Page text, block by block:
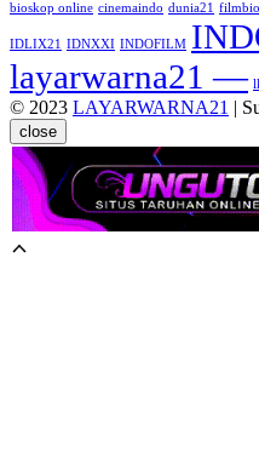
bioskop online cinemaindo dunia21
IDLIX21 IDNXXI INDOFILM
layarwarna21 —
© 2023 LAYARWARNA21 |
close